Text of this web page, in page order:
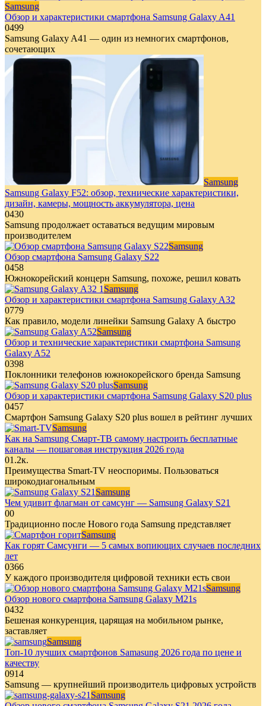
Samsung
Обзор и характеристики смартфона Samsung Galaxy A41
0499
Samsung Galaxy A41 — один из немногих смартфонов,
сочетающих
Samsung
Samsung Galaxy F52: обзор, технические характеристики,
дизайн, камеры, мощность аккумулятора, цена
0430
Samsung продолжает оставаться ведущим мировым
производителем
Samsung
Обзор смартфона Samsung Galaxy S22
0458
Южнокорейский концерн Samsung, похоже, решил ковать
Samsung
Обзор и характеристики смартфона Samsung Galaxy A32
0779
Как правило, модели линейки Samsung Galaxy А быстро
Samsung
Обзор и технические характеристики смартфона Samsung
Galaxy A52
0398
Поклонники телефонов южнокорейского бренда Samsung
Samsung
Обзор и характеристики смартфона Samsung Galaxy S20 plus
0457
Смартфон Samsung Galaxy S20 plus вошел в рейтинг лучших
Samsung
Как на Samsung Смарт-ТВ самому настроить бесплатные
каналы — пошаговая инструкция 2026 года
01.2к.
Преимущества Smart-TV неоспоримы. Пользоваться
широкодиагональным
Samsung
Чем удивит флагман от самсунг — Samsung Galaxy S21
00
Традиционно после Нового года Samsung представляет
Samsung
Как горят Самсунги — 5 самых вопиющих случаев последних
лет
0366
У каждого производителя цифровой техники есть свои
Samsung
Обзор нового смартфона Samsung Galaxy M21s
0432
Бешеная конкуренция, царящая на мобильном рынке,
заставляет
Samsung
Топ-10 лучших смартфонов Samasung 2026 года по цене и
качеству
0914
Samsung — крупнейший производитель цифровых устройств
Samsung